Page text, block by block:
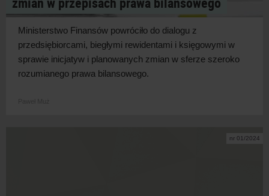
Ministerstwo Finansów powróciło do dialogu z
przedsiębiorcami, biegłymi rewidentami i księgowymi w
sprawie inicjatyw i planowanych zmian w sferze szeroko
rozumianego prawa bilansowego.
nr 01/2024